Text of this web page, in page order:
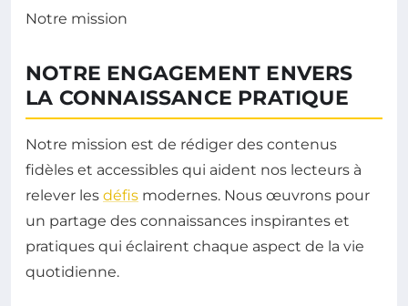
Notre mission
NOTRE ENGAGEMENT ENVERS
LA CONNAISSANCE PRATIQUE
Notre mission est de rédiger des contenus
fidèles et accessibles qui aident nos lecteurs à
relever les défis modernes. Nous œuvrons pour
un partage des connaissances inspirantes et
pratiques qui éclairent chaque aspect de la vie
quotidienne.